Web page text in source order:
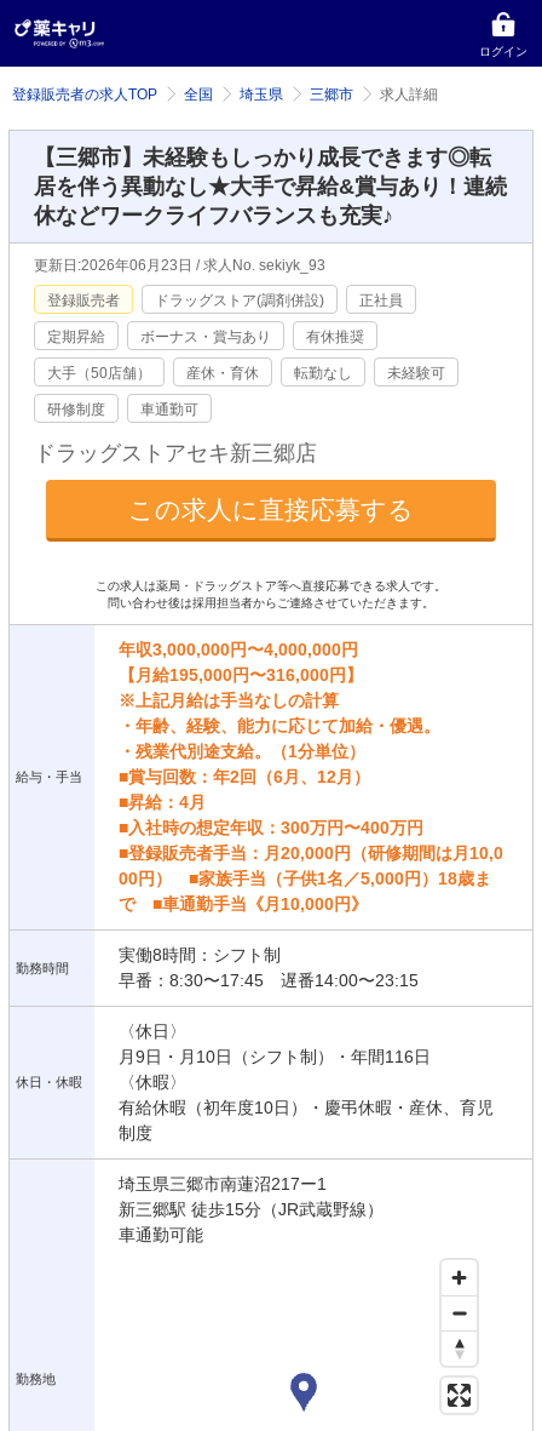
ログイン
登録販売者の求人TOP 全国 埼玉県 三郷市 求人詳細
【三郷市】未経験もしっかり成長できます◎転
居を伴う異動なし★大手で昇給&賞与あり！連続
休などワークライフバランスも充実♪
更新日:2026年06月23日 / 求人No. sekiyk_93
登録販売者 ドラッグストア(調剤併設) 正社員
定期昇給 ボーナス・賞与あり 有休推奨
大手（50店舗） 産休・育休 転勤なし 未経験可
研修制度 車通勤可
ドラッグストアセキ新三郷店
この求人に直接応募する
この求人は薬局・ドラッグストア等へ直接応募できる求人です。
問い合わせ後は採用担当者からご連絡させていただきます。
給与・手当
年収3,000,000円〜4,000,000円
【月給195,000円〜316,000円】
※上記月給は手当なしの計算
・年齢、経験、能力に応じて加給・優遇。
・残業代別途支給。（1分単位）
■賞与回数：年2回（6月、12月）
■昇給：4月
■入社時の想定年収：300万円〜400万円
■登録販売者手当：月20,000円（研修期間は月10,0
00円） ■家族手当（子供1名／5,000円）18歳ま
で ■車通勤手当《月10,000円》
勤務時間
実働8時間：シフト制
早番：8:30〜17:45 遅番14:00〜23:15
休日・休暇
〈休日〉
月9日・月10日（シフト制）・年間116日
〈休暇〉
有給休暇（初年度10日）・慶弔休暇・産休、育児
制度
勤務地
埼玉県三郷市南蓮沼217ー1
新三郷駅 徒歩15分（JR武蔵野線）
車通勤可能